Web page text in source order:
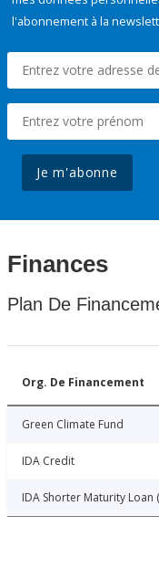
l'abonnement à la
Je m'abonne
Finances
Plan De
Org. De Financement
Green Climate Fund
IDA Credit
IDA Shorter Maturity Loan